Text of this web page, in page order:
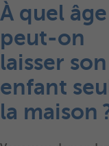
À quel âge
peut-on
laisser son
enfant
la maison